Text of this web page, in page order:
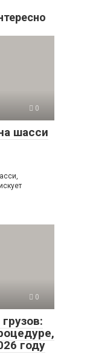
0
шасси
0
году